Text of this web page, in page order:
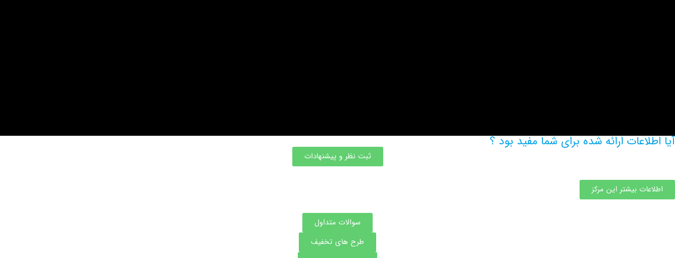
آیا اطلاعات ارائه شده برای شما مفید بود ؟
ثبت نظر و پیشنهادات
اطلاعات بیشتر این مرکز
سوالات متداول
طرح های تخفیف